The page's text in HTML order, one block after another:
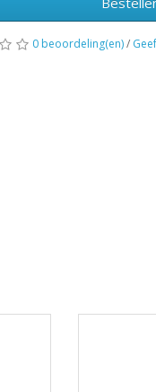
0 beoordeling(en)/